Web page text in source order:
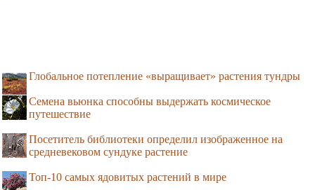
Глобальное потепление «выращивает» растения тундры
Семена вьюнка способны выдержать космическое
путешествие
Посетитель библиотеки определил изображенное на
средневековом сундуке растение
Топ-10 самых ядовитых растений в мире